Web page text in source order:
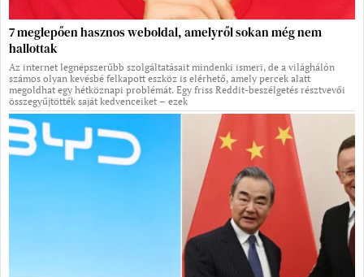
7 meglepően hasznos weboldal, amelyről sokan még nem
hallottak
Az internet legnépszerűbb szolgáltatásait mindenki ismeri, de a világhálón
számos olyan kevésbé felkapott eszköz is elérhető, amely percek alatt
megoldhat egy hétköznapi problémát. Egy friss Reddit-beszélgetés résztvevői
összegyűjtötték saját kedvenceiket – ezek